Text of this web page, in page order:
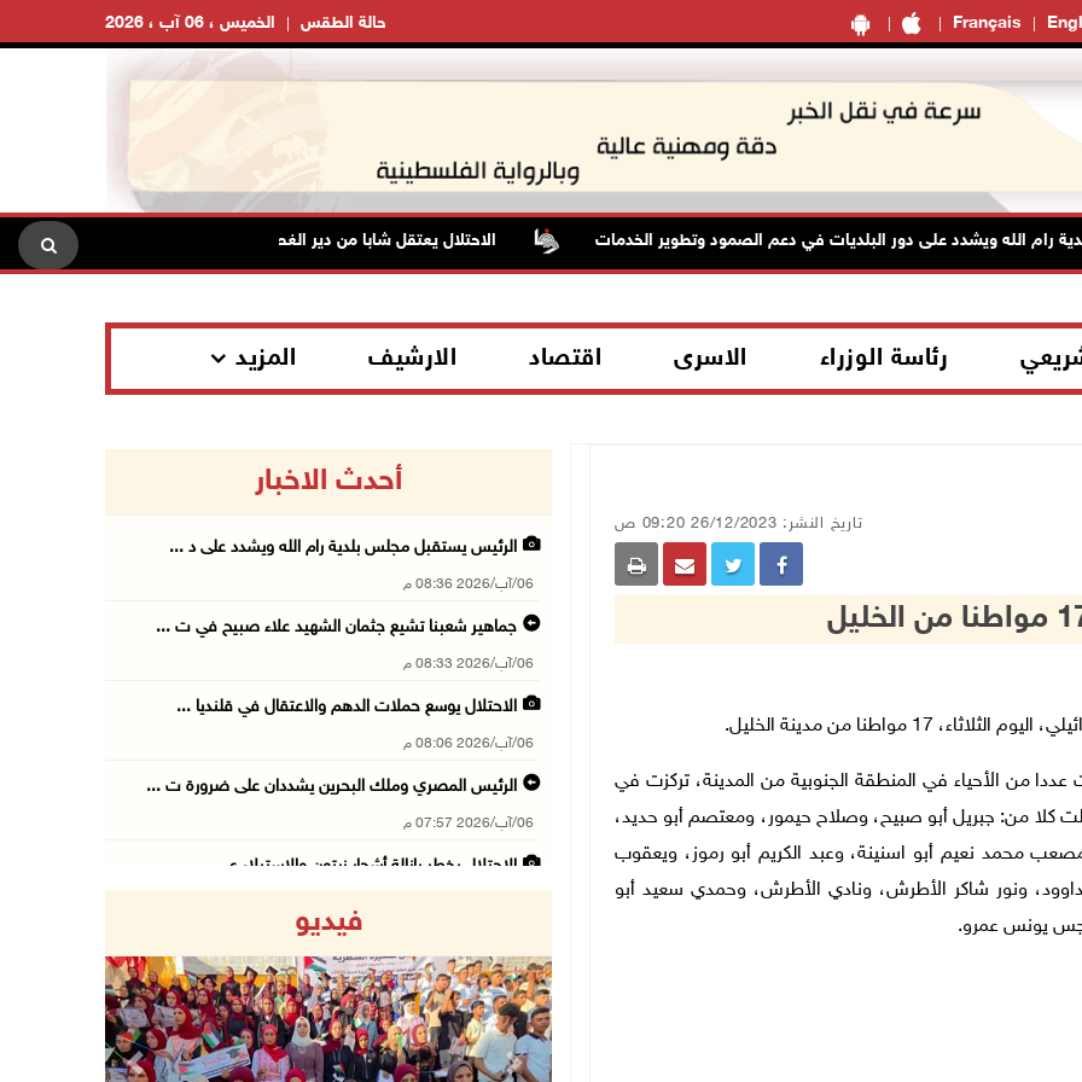
Français الخميس ، 06 آب ، 2026 حالة الطقس
الله ويشدد على دور البلديات في دعم الصمود وتطوير الخدمات الاحتلال يعتقل شابا من دير الغصون ويقتحم بلدات شمال طولكرم
رئاسة الوزراء الاسرى اقتصاد الارشيف المزيد
تاريخ النشر: 26/12/2023 09:20 ص
17 مواطنا من مدينة الخليل.
من الأحياء في المنطقة الجنوبية من المدينة، تركزت في
كلا من: جبريل أبو صبيح، وصلاح حيمور، ومعتصم أبو حديد،
محمد نعيم أبو اسنينة، وعبد الكريم أبو رموز، ويعقوب
داوود، ونور شاكر الأطرش، ونادي الأطرش، وحمدي سعيد أبو
يونس عمرو.
أحدث الاخبار
الرئيس يستقبل مجلس بلدية رام الله ويشدد على د ...
06/آب/2026 08:36 م
جماهير شعبنا تشيع جثمان الشهيد علاء صبيح في ت ...
06/آب/2026 08:33 م
الاحتلال يوسع حملات الدهم والاعتقال في قلنديا ...
06/آب/2026 08:06 م
الرئيس المصري وملك البحرين يشددان على ضرورة ت ...
06/آب/2026 07:57 م
الاحتلال يخطر بإزالة أشجار زيتون والاستيلاء ع ...
06/آب/2026 07:36 م
اليونيسف: استشهاد 300 طفل منذ وقف إطلاق النار ...
06/آب/2026 07:34 م
فيديو
Previous Next